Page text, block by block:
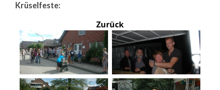
Krüselfeste:
Zurück